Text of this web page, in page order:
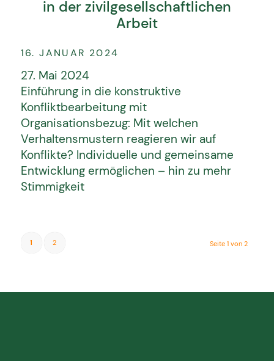
in der zivilgesellschaftlichen
Arbeit
16. JANUAR 2024
27. Mai 2024
Einführung in die konstruktive
Konfliktbearbeitung mit
Organisationsbezug: Mit welchen
Verhaltensmustern reagieren wir auf
Konflikte? Individuelle und gemeinsame
Entwicklung ermöglichen – hin zu mehr
Stimmigkeit
Seite 1 von 2
1 2
IMPRESSUM
AGBS
© Konfliktpotential 2026. Alle Rechte
vorbehalten.